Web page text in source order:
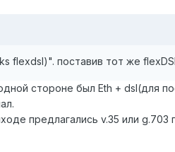
flexdsl)". поставив тот же
стороне был Eth + dsl(для
предлагались v.35 или g.703